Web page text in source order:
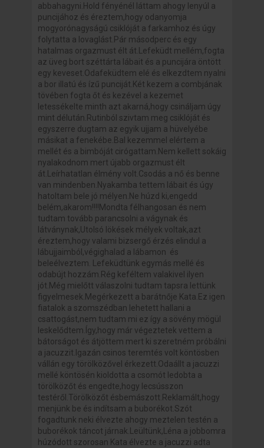
abbahagyni.Hold fényénél láttam ahogy lenyúl a
puncijához és éreztem,hogy odanyomja
mogyorónagyságú csiklóját a farkamhoz és úgy
folytatta a lovaglást.Pár másodperc és egy
hatalmas orgazmust élt át.Lefeküdt mellém,fogta
az üveg bort széttárta lábait és a puncijára öntött
egy keveset.Odafeküdtem elé és elkezdtem nyalni
a bor illatú és ízű punciját.Két kezem a combjának
tövében fogta őt és kezével a kezemet
letessékelte minth azt akarná,hogy csináljam úgy
mint délután.Rutinból szivtam meg csiklóját és
egyszerre dugtam az egyik ujjam a hüvelyébe
másikat a fenekébe.Bal kezemmel elértem a
mellét és a bimbóját cirógattam.Nem kellett sokáig
nyalakodnom mert újabb orgazmust élt
át.Leírhatatlan élmény volt.Csodás a nő és benne
van mindenben.Nyakamba tettem lábait és úgy
hatoltam bele jó mélyen.Ne húzd ki,engedd
belém,akarom!!!!Mondta félhangosan és nem
tudtam tovább parancsolni a vágynak és
látványnak,Utolsó lökések mélyek voltak,azt
éreztem,hogy valami bizsergő érzés elindul a
lábujjaimból,végighalad a lábamon és
beleélveztem. Lefeküdtünk egymás mellé és
odabújt hozzám.Rég keféltem valakivel ilyen
jót.Még mielőtt válaszolni tudtam tapsra lettünk
figyelmesek.Megérkezett a barátnője Kata.Ez igen
fiatalok a szomszédban lehetett hallani a
csattogást,nem tudtam mi ez így a sövény mögül
leskelődtem.Így,hogy már végeztetek vettem a
bátorságot és átjöttem mert ki szeretném próbálni
a jacuzzit.Igazán csinos teremtés volt köntösben
vállán egy törölközővel érkezett.Odaállt a jacuzzi
mellé köntösén kioldotta a csomót ledobta a
törölközőt és engedte,hogy lecsússzon
testéről.Törölközőt ésbemászott.Reklamált,hogy
menjünk be és indítsam a buborékot.Szót
fogadtunk neki élvezte ahogy meztelen testén a
buborékok táncot járnak.Leültünk,Léna a jobbomra
húzódott szorosan Kata élvezte a jacuzzi adta